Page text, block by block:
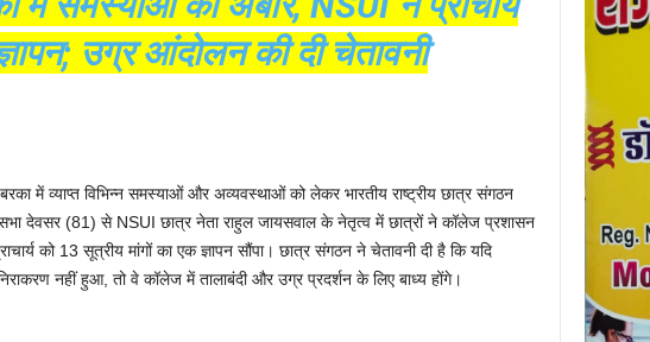
उग्र आंदोलन की दी चेतावनी
में व्याप्त विभिन्न समस्याओं और अव्यवस्थाओं को लेकर भारतीय राष्ट्रीय छात्र संगठन
देवसर (81) से NSUI छात्र नेता राहुल जायसवाल के नेतृत्व में छात्रों ने कॉलेज प्रशासन
को 13 सूत्रीय मांगों का एक ज्ञापन सौंपा। छात्र संगठन ने चेतावनी दी है कि यदि
नहीं हुआ, तो वे कॉलेज में तालाबंदी और उग्र प्रदर्शन के लिए बाध्य होंगे।